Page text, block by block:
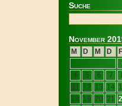
Suche
November
M D M D F
4
5 6 7
11 12 13 14
18 19 20 21